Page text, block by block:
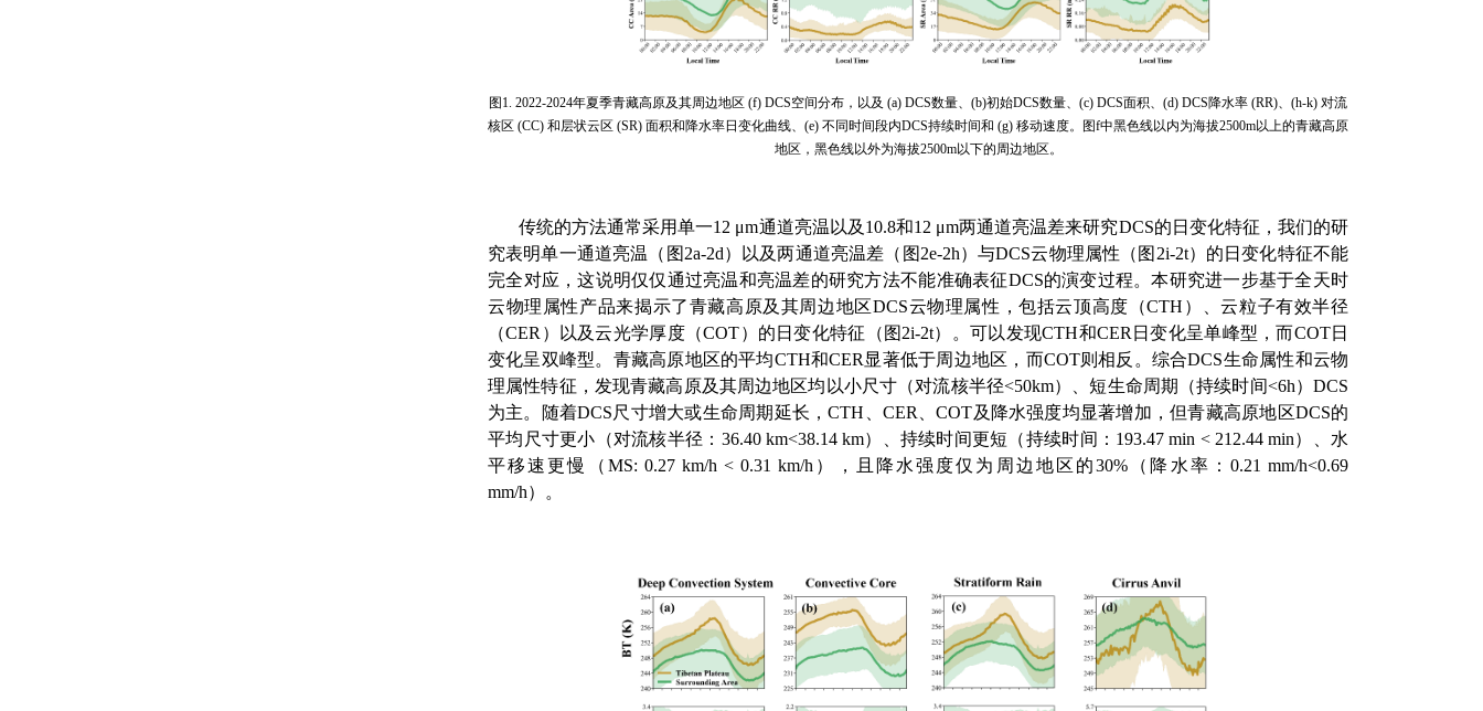
图 1. 2022-2024年夏季青藏高原及其周边地区 (f) DCS空间分布，以及 (a) DCS数量、 (b)初始DCS数量、 (c) DCS面积、 (d) DCS降水率 (RR)、 (h-k) 对流
核区 (CC) 和层状云区 (SR) 面积和降水率日变化曲线、 (e) 不同时间段内DCS持续时间和 (g) 移动速度。图f中黑色线以内为海拔2500m以上的青藏高原
地区，黑色线以外为海拔2500m以下的周边地区。
传统的方法通常采用单一12 μm通道亮温以及 10.8和12 μm两通道亮温差来研究DCS的日变化特征，我们的研
究表明单一通道亮温（图2a-2d）以及两通道亮温差（图2e-2h）与DCS云物理属性（图 2i-2t）的日变化特征不能
完全对应，这说明仅仅通过亮温和亮温差的研究方法不能准确表征DCS的演变过程。本研究进一步基于全天时
云物理属性产品来揭示了青藏高原及其周边地区DCS云物理属性，包括云顶高度（CTH ）、云粒子有效半径
（CER ）以及云光学厚度（COT）的日变化特征（图2i-2t）。可以发现CTH和CER 日变化呈单峰型，而COT日
变化呈双峰型。青藏高原地区的平均CTH和CER 显著低于周边地区，而COT则相反。综合DCS生命属性和云物
理属性特征，发现青藏高原及其周边地区均以小尺寸（对流核半径<50km）、短生命周期（持续时间<6h）DCS
为主。随着DCS尺寸增大或生命周期延长，CTH CER 、COT及降水强度均显著增加，但青藏高原地区DCS的
平均尺寸更小（对流核半径： 36.40 km<38.14 km）、持续时间更短（持续时间： 193.47 min < 212.44 min）、水
平移速更慢（ MS: 0.27 km/h < 0.31 km/h ），且降水强度仅为周边地区的30% （降水率： 0.21 mm/h<0.69
mm/h）。